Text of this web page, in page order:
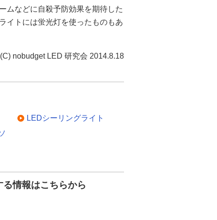
ムなどに自殺予防効果を期待した
イトには蛍光灯を使ったものもあ
(C) nobudget LED 研究会 2014.8.18
LEDシーリングライト
情報はこちらから